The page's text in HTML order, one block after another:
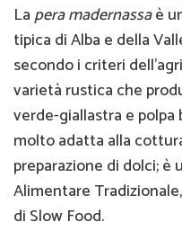
Lapera madernassaè
tipica di Alba e della
secondo i criteri
varietà rustica che
verde-giallastra e polpa
molto adatta alla
preparazione di dolci; è
Alimentare
di Slow Food.